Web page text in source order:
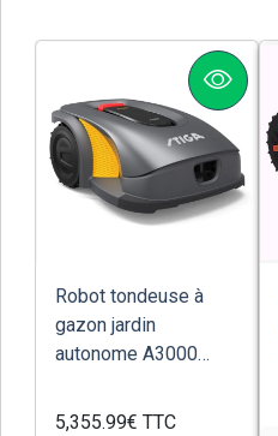
Robot tondeuse à
gazon jardin
autonome A3000
5,355.99€ TTC